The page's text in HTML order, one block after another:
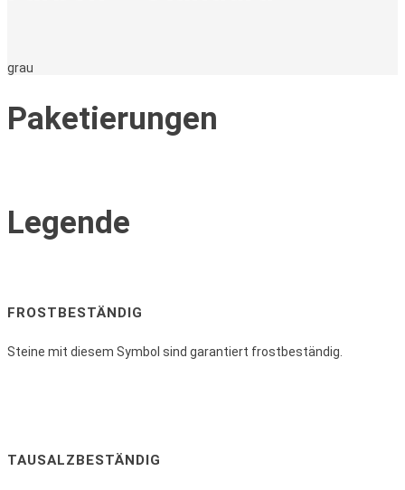
grau
Paketierungen
Legende
FROSTBESTÄNDIG
Steine mit diesem Symbol sind garantiert frostbeständig.
TAUSALZBESTÄNDIG